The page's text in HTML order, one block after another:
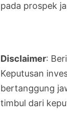
pada prospek
Disclaimer:
Keputusan
bertanggung
timbul dari